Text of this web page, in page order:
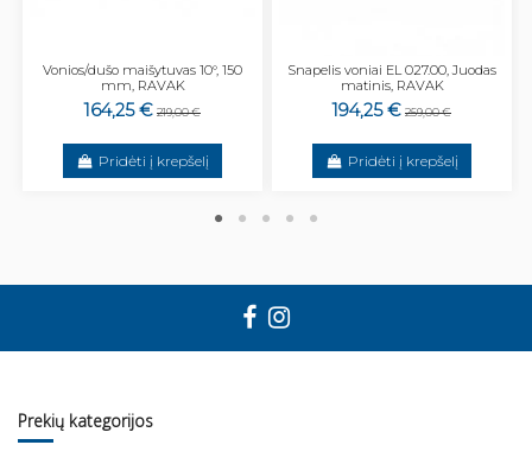
Vonios/dušo maišytuvas 10°, 150
mm, RAVAK
164,25 € 219,00 €
Pridėti į krepšelį
Snapelis voniai EL 027.00, Juodas
matinis, RAVAK
194,25 € 259,00 €
Pridėti į krepšelį
Prekių kategorijos